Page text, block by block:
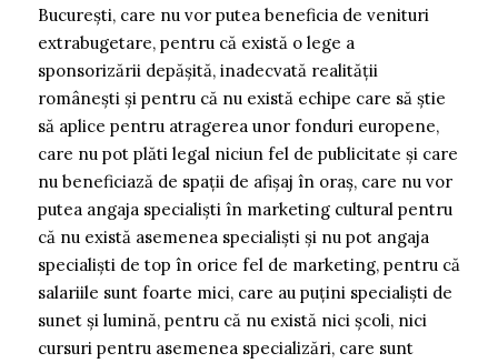
București, care nu vor putea beneficia de venituri
extrabugetare, pentru că există o lege a
sponsorizării depășită, inadecvată realității
românești și pentru că nu există echipe care să știe
să aplice pentru atragerea unor fonduri europene,
care nu pot plăti legal niciun fel de publicitate și care
nu beneficiază de spații de afișaj în oraș, care nu vor
putea angaja specialiști în marketing cultural pentru
că nu există asemenea specialiști și nu pot angaja
specialiști de top în orice fel de marketing, pentru că
salariile sunt foarte mici, care au puțini specialiști de
sunet și lumină, pentru că nu există nici școli, nici
cursuri pentru asemenea specializări, care sunt